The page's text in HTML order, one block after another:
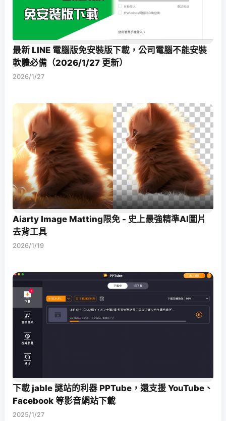
最新 LINE 電腦版免安裝版下載，公司電腦不能安裝
軟體必備（2026/1/27 更新）
2026/1/27
Aiarty Image Matting限免 - 史上最強精準AI圖片
去背工具
2026/1/19
下載 jable 謎站的利器 PPTube，還支援 YouTube、
Facebook 等影音網站下載
2025/1/27